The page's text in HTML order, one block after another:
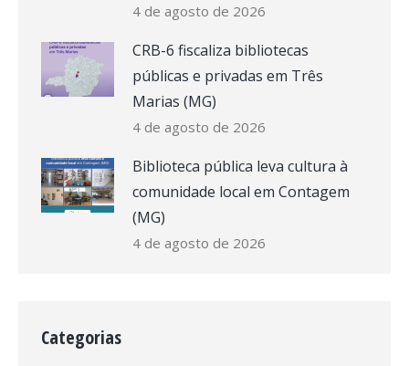
4 de agosto de 2026
CRB-6 fiscaliza bibliotecas
públicas e privadas em Três
Marias (MG)
4 de agosto de 2026
Biblioteca pública leva cultura à
comunidade local em Contagem
(MG)
4 de agosto de 2026
Categorias